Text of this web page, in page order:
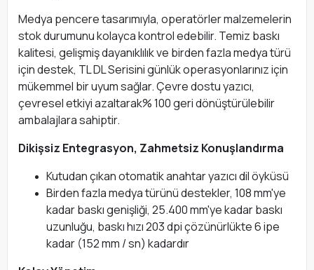
Medya pencere tasarımıyla, operatörler malzemelerin
stok durumunu kolayca kontrol edebilir. Temiz baskı
kalitesi, gelişmiş dayanıklılık ve birden fazla medya türü
için destek, TL DL Serisini günlük operasyonlarınız için
mükemmel bir uyum sağlar. Çevre dostu yazıcı,
çevresel etkiyi azaltarak% 100 geri dönüştürülebilir
ambalajlara sahiptir.
Dikişsiz Entegrasyon, Zahmetsiz Konuşlandırma
Kutudan çıkan otomatik anahtar yazıcı dil öyküsü
Birden fazla medya türünü destekler, 108 mm'ye
kadar baskı genişliği, 25.400 mm'ye kadar baskı
uzunluğu, baskı hızı 203 dpi çözünürlükte 6 ipe
kadar (152 mm / sn) kadardır